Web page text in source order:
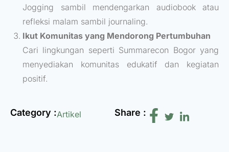
Jogging sambil mendengarkan audiobook atau
refleksi malam sambil journaling.
Ikut Komunitas yang Mendorong Pertumbuhan
Cari lingkungan seperti Summarecon Bogor yang
menyediakan komunitas edukatif dan kegiatan
positif.
Category :Artikel Share :